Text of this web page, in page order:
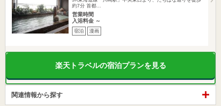
約7分 首都…
営業時間
入浴料金 ～
宿泊 漫画
楽天トラベルの宿泊プランを見る
関連情報から探す